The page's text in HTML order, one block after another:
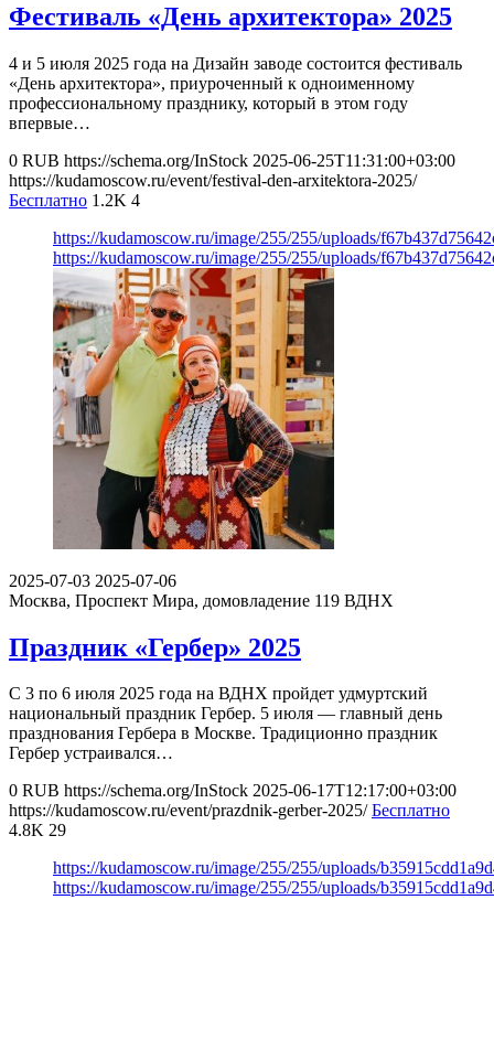
Фестиваль «День архитектора» 2025
4 и 5 июля 2025 года на Дизайн заводе состоится фестиваль
«День архитектора», приуроченный к одноименному
профессиональному празднику, который в этом году
впервые…
0 RUB https://schema.org/InStock 2025-06-25T11:31:00+03:00
https://kudamoscow.ru/event/festival-den-arxitektora-2025/
Бесплатно 1.2K 4
https://kudamoscow.ru/image/255/255/uploads/
https://kudamoscow.ru/image/255/255/uploads/
2025-07-03 2025-07-06
Москва, Проспект Мира, домовладение 119 ВДНХ
Праздник «Гербер» 2025
С 3 по 6 июля 2025 года на ВДНХ пройдет удмуртский
национальный праздник Гербер. 5 июля — главный день
празднования Гербера в Москве. Традиционно праздник
Гербер устраивался…
0 RUB https://schema.org/InStock 2025-06-17T12:17:00+03:00
https://kudamoscow.ru/event/prazdnik-gerber-2025/ Бесплатно
4.8K 29
https://kudamoscow.ru/image/255/255/uploads/
https://kudamoscow.ru/image/255/255/uploads/